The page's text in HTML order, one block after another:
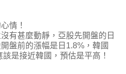
情！
有甚麼動靜，亞股先開盤的日
盤前的漲幅是日1.8%，韓國
是接近韓國，預估是平高！